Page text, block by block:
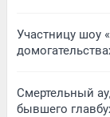
Участницу шоу
Смертельный
бывшего